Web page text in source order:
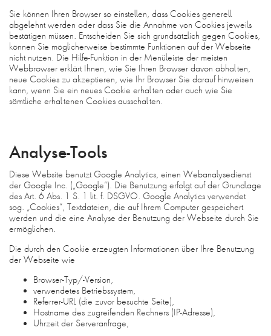
Sie können Ihren Browser so einstellen, dass Cookies generell
abgelehnt werden oder dass Sie die Annahme von Cookies jeweils
bestätigen müssen. Entscheiden Sie sich grundsätzlich gegen Cookies,
können Sie möglicherweise bestimmte Funktionen auf der Webseite
nicht nutzen. Die Hilfe-Funktion in der Menüleiste der meisten
Webbrowser erklärt Ihnen, wie Sie Ihren Browser davon abhalten,
neue Cookies zu akzeptieren, wie Ihr Browser Sie darauf hinweisen
kann, wenn Sie ein neues Cookie erhalten oder auch wie Sie
sämtliche erhaltenen Cookies ausschalten.
Analyse-Tools
Diese Website benutzt Google Analytics, einen Webanalysedienst
der Google Inc. („Google“). Die Benutzung erfolgt auf der Grundlage
des Art. 6 Abs. 1 S. 1 lit. f. DSGVO. Google Analytics verwendet
sog. „Cookies“, Textdateien, die auf Ihrem Computer gespeichert
werden und die eine Analyse der Benutzung der Webseite durch Sie
ermöglichen.
Die durch den Cookie erzeugten Informationen über Ihre Benutzung
der Webseite wie
Browser-Typ/-Version,
verwendetes Betriebssystem,
Referrer-URL (die zuvor besuchte Seite),
Hostname des zugreifenden Rechners (IP-Adresse),
Uhrzeit der Serveranfrage,